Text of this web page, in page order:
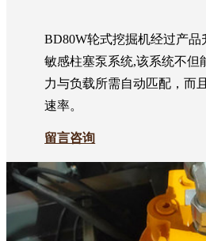
BD80W轮式挖掘机经过产
敏感柱塞泵系统,该系统不但
力与负载所需自动匹配，而
速率。
留言咨询